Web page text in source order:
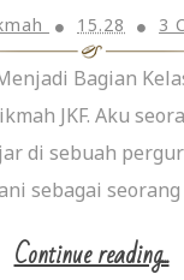
15.28 3
Bagian
JKF. Aku
di sebuah
sebagai seorang
Continue reading...